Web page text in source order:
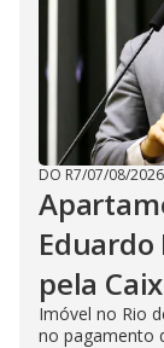
DO R7/07/08/2026
pela
Imóvel no Rio
no pagamento